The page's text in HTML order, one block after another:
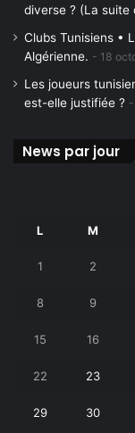
diverse ? (La suite
Clubs Tunisiens •
Algérienne.
18
Les joueurs
est-elle justifiée ?
News par jour
L M
1 2
8 9
15 16
22 23
29 30